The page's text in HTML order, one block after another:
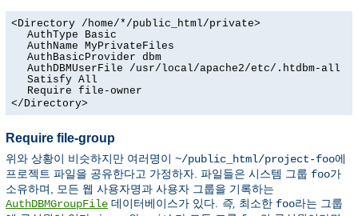
<Directory /home/*/public_html/private>
AuthType Basic
AuthName MyPrivateFiles
AuthBasicProvider dbm
AuthDBMUserFile /usr/local/apache2/etc/.htdbm-all
Satisfy All
Require file-owner
</Directory>
Require file-group
위와 상황이 비슷하지만 여러명이 ~/public_html/project-foo에
프로젝트 파일을 공유한다고 가정하자. 파일들은 시스템 그룹 foo가
소유하며, 모든 웹 사용자명과 사용자 그룹을 기록하는
AuthDBMGroupFile 데이터베이스가 있다. 즉, 최소한 foo라는 그룹